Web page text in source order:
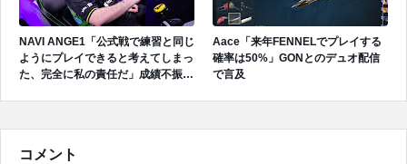
NAVI ANGE1「公式戦で練習と同じ
ようにプレイできると考えてしまっ
た、完全に私の責任だ」成績不振を
Aace「来年FENNELでプレイする
確率は50%」GONとのデュオ配信
で言及
コメント